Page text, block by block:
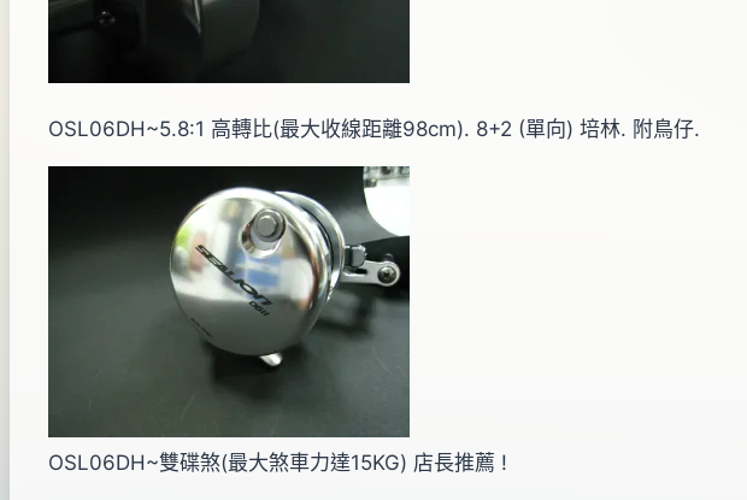
OSL06DH~5.8:1 高轉比(最大收線距離98cm). 8+2 (單向) 培林. 附鳥仔.
OSL06DH~雙碟煞(最大煞車力達15KG) 店長推薦 !